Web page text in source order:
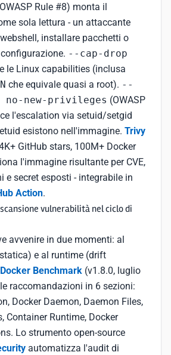
Rule #8) monta il
sola lettura - un attaccante
installare pacchetti o
--cap-drop
le Linux capabilities (inclusa
che equivale quasi a root). --
new-privileges (OWASP
l'escalation via setuid/setgid
esistono nell'immagine. Trivy
GitHub stars, 100M+ Docker
l'immagine risultante per CVE,
e secret esposti - integrabile in
Action.
vulnerabilità nel ciclo di
avvenire in due momenti: al
e al runtime (drift
Benchmark (v1.8.0, luglio
raccomandazioni in 6 sezioni:
Docker Daemon, Daemon Files,
Container Runtime, Docker
Lo strumento open-source
automatizza l'audit di